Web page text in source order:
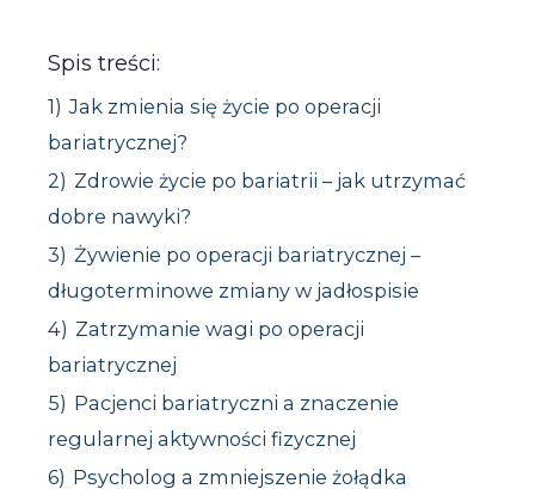
Spis treści:
1) Jak zmienia się życie po operacji
bariatrycznej?
2) Zdrowie życie po bariatrii – jak utrzymać
dobre nawyki?
3) Żywienie po operacji bariatrycznej –
długoterminowe zmiany w jadłospisie
4) Zatrzymanie wagi po operacji
bariatrycznej
5) Pacjenci bariatryczni a znaczenie
regularnej aktywności fizycznej
6) Psycholog a zmniejszenie żołądka